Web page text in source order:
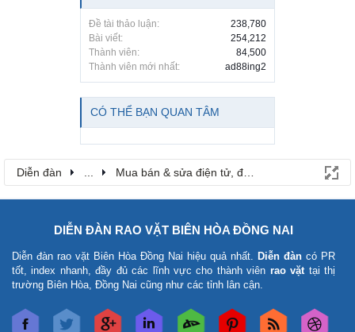
Đề tài thảo luận:
238,780
Bài viết:
254,212
Thành viên:
84,500
Thành viên mới nhất:
ad88ing2
CÓ THỂ BẠN QUAN TÂM
Diễn đàn Mua bán & sửa điện tử, điện lạnh
DIỄN ĐÀN RAO VẶT BIÊN HÒA ĐỒNG NAI
Diễn đàn rao vặt Biên Hòa Đồng Nai hiệu quả nhất. Diễn đàn có PR
tốt, index nhanh, đầy đủ các lĩnh vực cho thành viên rao vặt tại thị
trường Biên Hòa, Đồng Nai cũng như các tỉnh lân cận.